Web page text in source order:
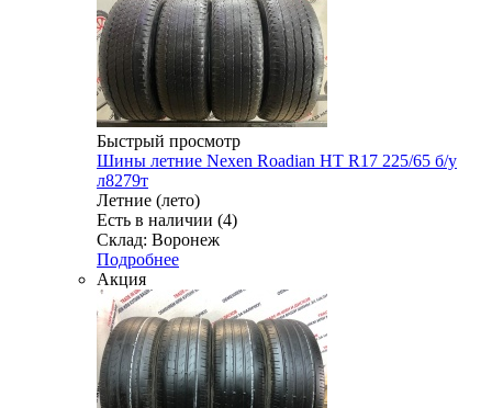
Быстрый просмотр
Шины летние Nexen Roadian HT R17 225/65 б/у
л8279т
Летние (лето)
Есть в наличии (4)
Склад: Воронеж
Подробнее
Акция